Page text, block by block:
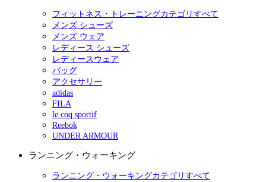
フィットネス・トレーニングカテゴリすべて
メンズ シューズ
メンズ ウェア
レディース シューズ
レディースウェア
バッグ
アクセサリー
adidas
FILA
le coq sportif
Reebok
UNDER ARMOUR
ランニング・ウォーキング
ランニング・ウォーキングカテゴリすべて